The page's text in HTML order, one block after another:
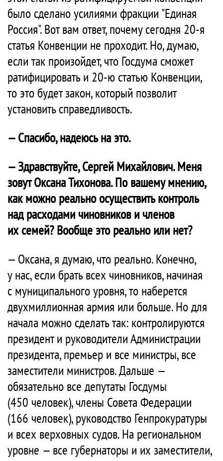
было сделано усилиями фракции "Единая
Россия". Вот вам ответ, почему сегодня 20-я
статья Конвенции не проходит. Но, думаю,
если так произойдет, что Госдума сможет
ратифицировать и 20-ю статью Конвенции,
то это будет закон, который позволит
установить справедливость.
— Спасибо, надеюсь на это.
— Здравствуйте, Сергей Михайлович. Меня
зовут Оксана Тихонова. По вашему мнению,
как можно реально осуществить контроль
над расходами чиновников и членов
их семей? Вообще это реально или нет?
— Оксана, я думаю, что реально. Конечно,
у нас, если брать всех чиновников, начиная
с муниципального уровня, то наберется
двухмиллионная армия или больше. Но для
начала можно сделать так: контролируются
президент и руководители Администрации
президента, премьер и все министры, все
заместители министров. Дальше —
обязательно все депутаты Госдумы
(450 человек), члены Совета Федерации
(166 человек), руководство Генпрокуратуры
и всех верховных судов. На региональном
уровне — все губернаторы и их заместители,